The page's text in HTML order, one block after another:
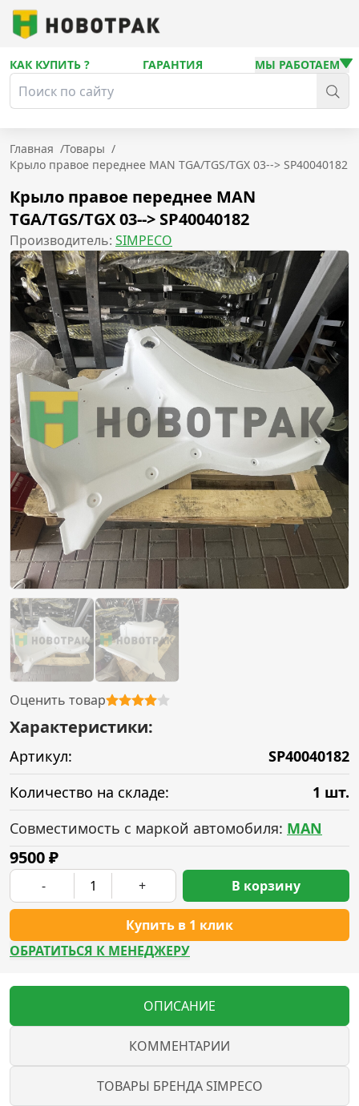
КАК КУПИТЬ ? ГАРАНТИЯ МЫ РАБОТАЕМ
Главная /Товары /
Крыло правое переднее MAN TGA/TGS/TGX 03--> SP40040182
Крыло правое переднее MAN
TGA/TGS/TGX 03--> SP40040182
Производитель: SIMPECO
Оценить товар
Характеристики:
Артикул:
SP40040182
Количество на складе:
1 шт.
Совместимость с маркой автомобиля: MAN
9500₽
- +
Купить в 1 клик
В корзину
ОБРАТИТЬСЯ К МЕНЕДЖЕРУ
ОПИСАНИЕ
КОММЕНТАРИИ
ТОВАРЫ БРЕНДА SIMPECO